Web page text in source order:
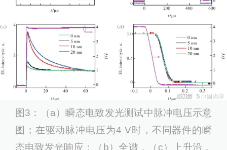
图3：（a）瞬态电致发光测试中脉冲电压示意
图；在驱动脉冲电压为4 V时，不同器件的瞬
态电致发光响应：（b）全谱，（c）上升沿，